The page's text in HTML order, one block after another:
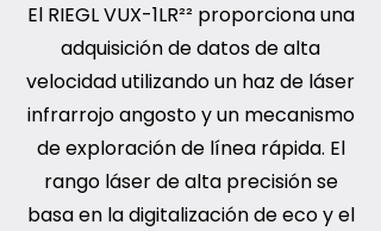
El RIEGL VUX-1LR²² proporciona una
adquisición de datos de alta
velocidad utilizando un haz de láser
infrarrojo angosto y un mecanismo
de exploración de línea rápida. El
rango láser de alta precisión se
basa en la digitalización de eco y el